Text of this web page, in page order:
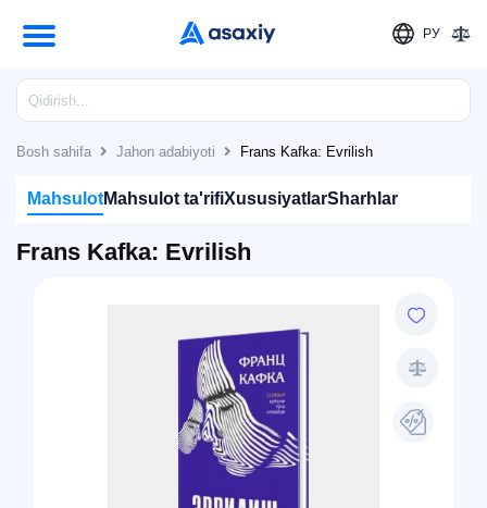
РУ
Bosh sahifa Jahon adabiyoti Frans Kafka: Evrilish
MahsulotMahsulot ta'rifiXususiyatlarSharhlar
Frans Kafka: Evrilish